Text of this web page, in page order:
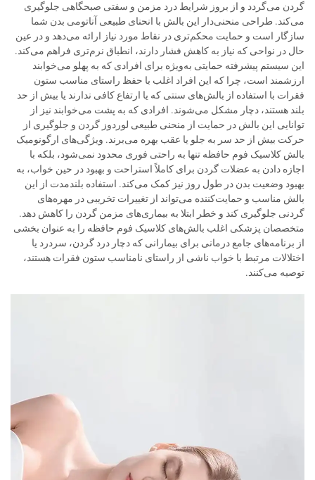
گردن می‌گردد و از بروز شرایط درد مزمن و سفتی صبحگاهی جلوگیری
می‌کند. طراحی منحنی‌دار این بالش با انحنای طبیعی آناتومی بدن شما
سازگار است و حمایت محکم‌تری در نقاط مورد نیاز ارائه می‌دهد و در عین
حال در نواحی که نیاز به کاهش فشار دارند، انطباق نرم‌تری فراهم می‌کند.
این سیستم پیشرفته حمایتی به‌ویژه برای افرادی که به پهلو می‌خوابند
ارزشمند است، چرا که این افراد اغلب با حفظ راستای مناسب ستون
فقرات با استفاده از بالش‌های سنتی که یا ارتفاع کافی ندارند یا بیش از حد
بلند هستند، دچار مشکل می‌شوند. افرادی که به پشت می‌خوابند نیز از
توانایی این بالش در حمایت از منحنی طبیعی لوردوز گردن و جلوگیری از
حرکت بیش از حد سر به جلو یا عقب بهره می‌برند. ویژگی‌های ارگونومیک
بالش کلاسیک فوم حافظه تنها به راحتی فوری محدود نمی‌شود، بلکه با
اجازه دادن به عضلات گردن برای کاملاً استراحت و بهبود در حین خواب، به
بهبود وضعیت بدن در طول روز نیز کمک می‌کند. استفاده بلندمدت از این
بالش مناسب و حمایت‌کننده می‌تواند از تغییرات تخریبی در مهره‌های
گردنی جلوگیری کند و خطر ابتلا به بیماری‌های مزمن گردن را کاهش دهد.
متخصصان پزشکی اغلب بالش‌های کلاسیک فوم حافظه را به عنوان بخشی
از برنامه‌های جامع درمانی برای بیمارانی که دچار درد گردن، سردرد یا
اختلالات مرتبط با خواب ناشی از راستای نامناسب ستون فقرات هستند،
توصیه می‌کنند.